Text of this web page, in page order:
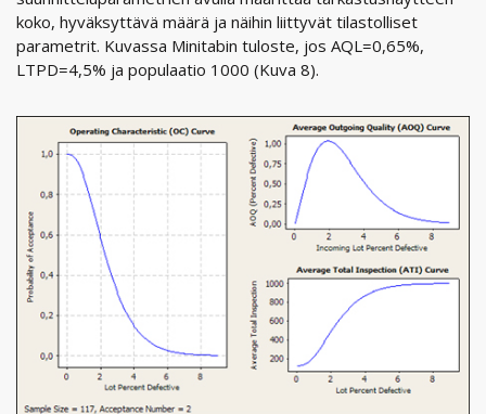
koko, hyväksyttävä määrä ja näihin liittyvät tilastolliset
parametrit. Kuvassa Minitabin tuloste, jos AQL=0,65%,
LTPD=4,5% ja populaatio 1000 (Kuva 8).